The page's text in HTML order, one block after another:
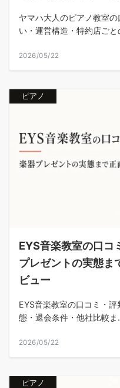
ヤマハ大人のピアノ教室
い・運営構造・特約店ごと
2026/05/22
ピアノ
EYS音楽教室の口コ
プレゼントの実態ま
ビュー
EYS音楽教室の口コミ・
態・退会条件・他社比較ま
2026/05/22
ピアノ